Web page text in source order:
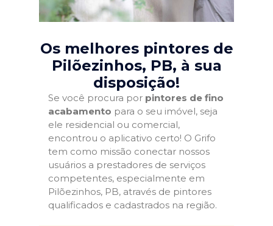
Os melhores pintores de
Pilõezinhos, PB, à sua
disposição!
Se você procura por pintores de fino
acabamento para o seu imóvel, seja
ele residencial ou comercial,
encontrou o aplicativo certo! O Grifo
tem como missão conectar nossos
usuários a prestadores de serviços
competentes, especialmente em
Pilõezinhos, PB, através de pintores
qualificados e cadastrados na região.